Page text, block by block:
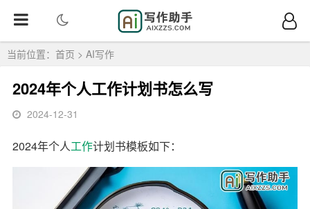
当前位置： 首页 > AI写作
2024年个人工作计划书怎么写
2024-12-31
2024年个人工作计划书模板如下：